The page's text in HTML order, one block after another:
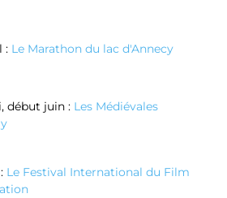
: Le Marathon du lac d'Annecy
début juin : Les Médiévales
Le Festival International du Film